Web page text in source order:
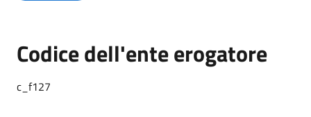
Codice dell'ente erogatore
c_f127